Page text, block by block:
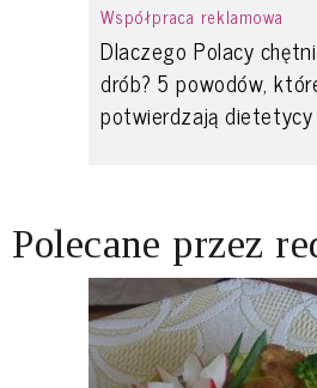
Współpraca reklamowa
Dlaczego Polacy
drób? 5 powodów,
potwierdzają dietetycy
Polecane przez